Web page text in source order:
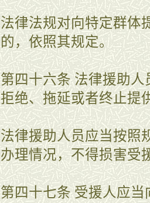
法律法规对向特定群体
的，依照其规定。
第四十六条 法律援助
拒绝、拖延或者终止提
法律援助人员应当按照
办理情况，不得损害受
第四十七条 受援人应